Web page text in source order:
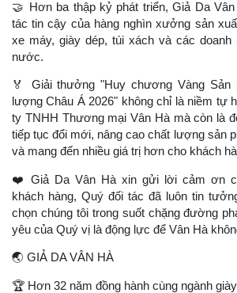
🤝 Hơn ba thập kỷ phát triển, Giả Da
tác tin cậy của hàng nghìn xưởng sản
xe máy, giày dép, túi xách và các doanh
nước.
🏅
Giải thưởng "Huy chương Vàng Sản
lượng Châu Á 2026" không chỉ là niềm tự
ty TNHH Thương mại Vân Hà mà còn là
tiếp tục đổi mới, nâng cao chất lượng sản
và mang đến nhiều giá trị hơn cho khách
❤
Giả Da Vân Hà xin gửi lời cảm ơn
khách hàng, Quý đối tác đã luôn tin
chọn chúng tôi trong suốt chặng đường
yêu của Quý vị là động lực để Vân Hà
🌏 GIẢ DA VÂN HÀ
🏆 Hơn 32 năm đồng hành cùng ngành